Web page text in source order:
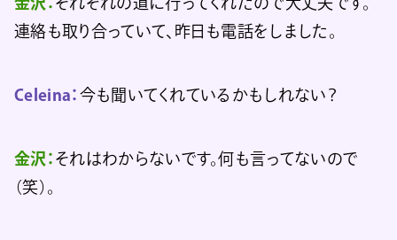
連絡も取り合っていて、昨日も電話をしました。
Celeina： 今も聞いてくれているかもしれない？
金沢： それはわからないです。何も言ってないので
（笑）。